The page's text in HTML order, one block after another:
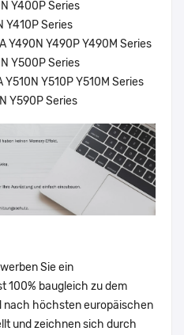
Y400P Series
Y410P Series
Y490N Y490P Y490M Series
Y500P Series
Y510P Y510M Series
Y590P Series
Sie ein
100% baugleich zu dem
nach höchsten europäischen
und zeichnen sich durch